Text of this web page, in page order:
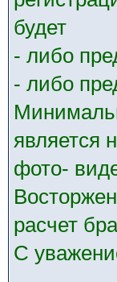
будет
- либо
- либо
является
фото-
расчет
С